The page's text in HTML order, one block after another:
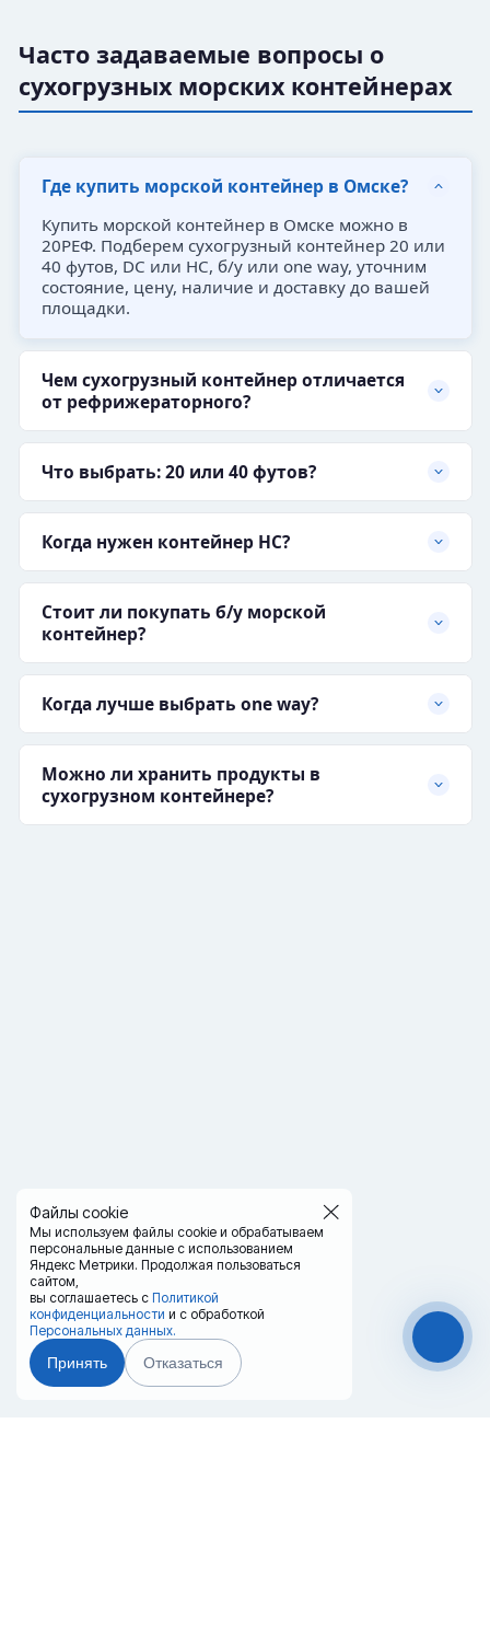
Файлы cookie
Мы используем файлы cookie и обрабатываем
персональные данные с использованием
Яндекс Метрики. Продолжая пользоваться
сайтом,
вы соглашаетесь с Политикой
конфиденциальности и с обработкой
Персональных данных.
Принять Отказаться
Часто задаваемые вопросы о
сухогрузных морских контейнерах
Где купить морской контейнер в Омске?
Купить морской контейнер в Омске можно в
20РЕФ. Подберем сухогрузный контейнер 20 или
40 футов, DC или HC, б/у или one way, уточним
состояние, цену, наличие и доставку до вашей
площадки.
Чем сухогрузный контейнер отличается
от рефрижераторного?
Что выбрать: 20 или 40 футов?
Когда нужен контейнер HC?
Стоит ли покупать б/у морской
контейнер?
Когда лучше выбрать one way?
Можно ли хранить продукты в
сухогрузном контейнере?